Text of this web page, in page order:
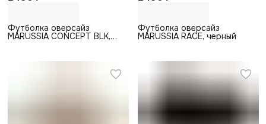
Футболка оверсайз
MARUSSIA CONCEPT BLK,
Футболка оверсайз
MARUSSIA RACE, черный